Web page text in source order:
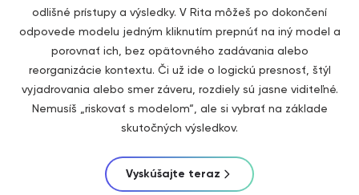
odlišné prístupy a výsledky. V Rita môžeš po dokončení
odpovede modelu jedným kliknutím prepnúť na iný model a
porovnať ich, bez opätovného zadávania alebo
reorganizácie kontextu. Či už ide o logickú presnosť, štýl
vyjadrovania alebo smer záveru, rozdiely sú jasne viditeľné.
Nemusíš „riskovať s modelom“, ale si vybrať na základe
skutočných výsledkov.
Vyskúšajte teraz